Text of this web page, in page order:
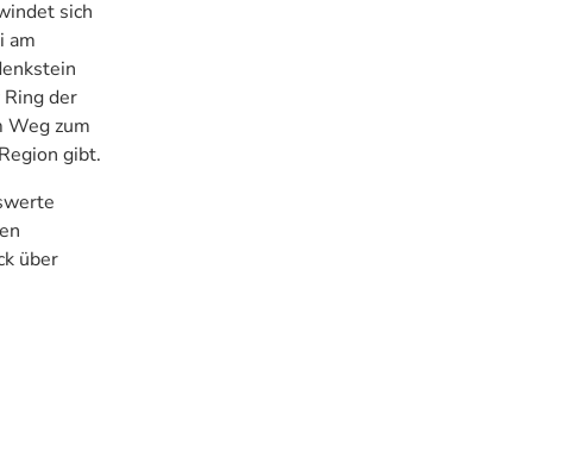
sich
am
der
Weg zum
gibt.
über